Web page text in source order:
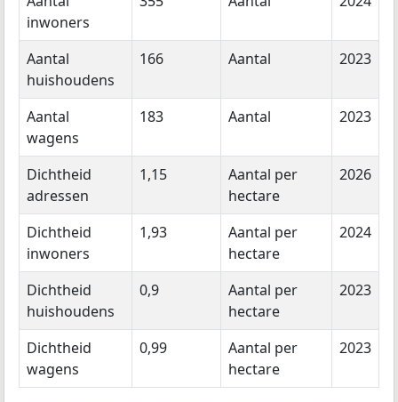
inwoners
Aantal
huishoudens
166 Aantal 2023
Aantal
wagens
183 Aantal 2023
Dichtheid
adressen
1,15
Aantal per
hectare
2026
Dichtheid
inwoners
1,93
Aantal per
hectare
2024
Dichtheid
huishoudens
0,9
Aantal per
hectare
2023
Dichtheid
wagens
0,99
Aantal per
hectare
2023